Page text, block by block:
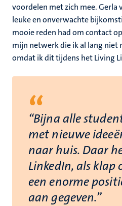
voordelen met zich mee. Gerla
leuke en onverwachte
mooie reden had om contact
mijn netwerk die ik al lang niet
omdat ik dit tijdens het Living
“
“Bijna alle
met nieuwe
naar huis. Daar
LinkedIn, als klap
een enorme
aan gegeven.”